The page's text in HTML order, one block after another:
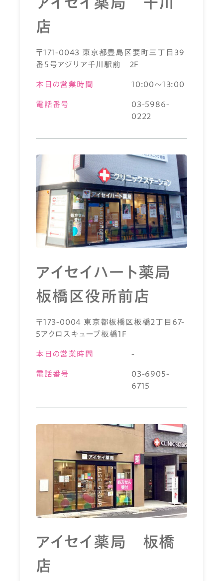
店
〒171-0043 東京都豊島区要町三丁目39
番5号アジリア千川駅前 2F
本日の営業時間 10:00～13:00
電話番号
03-5986-
0222
アイセイハート薬局
板橋区役所前店
〒173-0004 東京都板橋区板橋2丁目67-
5アクロスキューブ板橋1F
本日の営業時間 -
電話番号
03-6905-
6715
アイセイ薬局 板橋
店